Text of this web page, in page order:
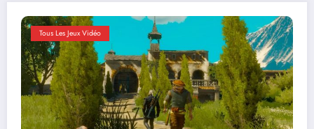
Tous Les Jeux Vidéo